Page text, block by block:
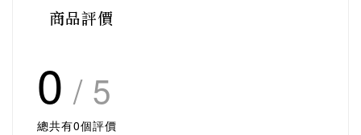
商品評價
0 / 5
總共有0個評價